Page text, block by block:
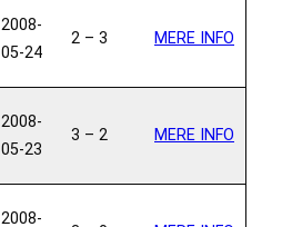
2008-
05-24
2 – 3 MERE INFO
2008-
05-23
3 – 2 MERE INFO
2008-